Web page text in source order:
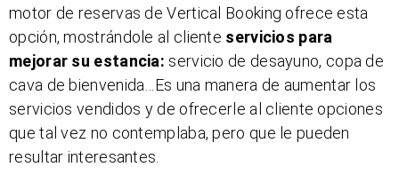
motor de reservas de Vertical Booking ofrece esta
opción, mostrándole al cliente servicios para
mejorar su estancia: servicio de desayuno, copa de
cava de bienvenida…Es una manera de aumentar los
servicios vendidos y de ofrecerle al cliente opciones
que tal vez no contemplaba, pero que le pueden
resultar interesantes.